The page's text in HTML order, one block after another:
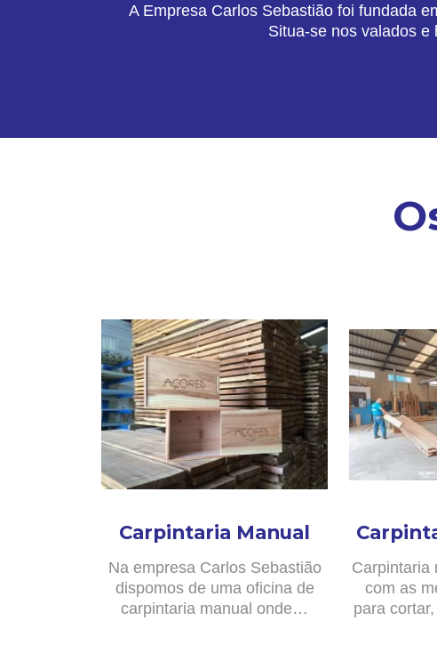
A Empresa Carlos Sebastião foi fundada
Situa-se nos valados
Carpintaria Manual
Na empresa Carlos Sebastião
dispomos de uma oficina de
carpintaria manual onde…
Carpintaria
com as
para